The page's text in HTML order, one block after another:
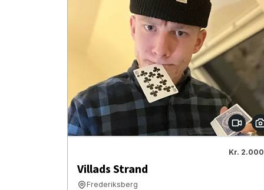
Kr. 2.000
Villads Strand
Frederiksberg